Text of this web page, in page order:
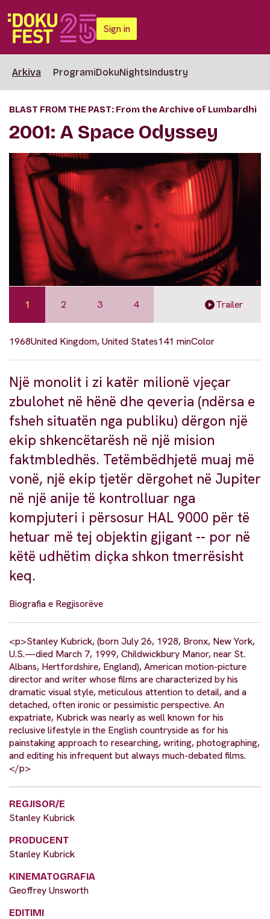
Sign in
Arkiva ProgramiDokuNightsIndustry
BLAST FROM THE PAST: From the Archive of Lumbardhi
2001: A Space Odyssey
1 2 3 4 Trailer
1968United Kingdom, United States141 minColor
Një monolit i zi katër milionë vjeçar
zbulohet në hënë dhe qeveria (ndërsa e
fsheh situatën nga publiku) dërgon një
ekip shkencëtarësh në një mision
faktmbledhës. Tetëmbëdhjetë muaj më
vonë, një ekip tjetër dërgohet në Jupiter
në një anije të kontrolluar nga
kompjuteri i përsosur HAL 9000 për të
hetuar më tej objektin gjigant -- por në
këtë udhëtim diçka shkon tmerrësisht
keq.
Biografia e Regjisorëve
<p>Stanley Kubrick, (born July 26, 1928, Bronx, New York,
U.S.—died March 7, 1999, Childwickbury Manor, near St.
Albans, Hertfordshire, England), American motion-picture
director and writer whose films are characterized by his
dramatic visual style, meticulous attention to detail, and a
detached, often ironic or pessimistic perspective. An
expatriate, Kubrick was nearly as well known for his
reclusive lifestyle in the English countryside as for his
painstaking approach to researching, writing, photographing,
and editing his infrequent but always much-debated films.
</p>
REGJISOR/E
Stanley Kubrick
PRODUCENT
Stanley Kubrick
KINEMATOGRAFIA
Geoffrey Unsworth
EDITIMI